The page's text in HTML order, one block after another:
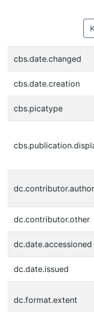
cbs.date.changed
cbs.date.creation
cbs.picatype
dc.contributor.author
dc.contributor.other
dc.date.accessioned
dc.date.issued
dc.format.extent